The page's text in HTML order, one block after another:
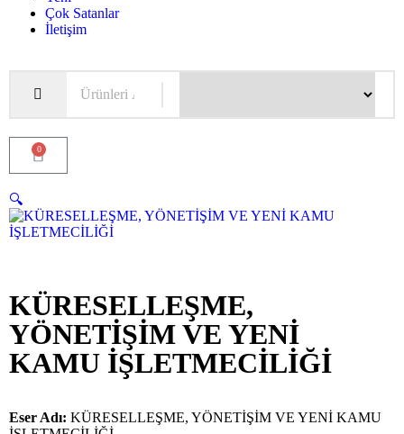
Çok Satanlar
İletişim
0
🔍
KÜRESELLEŞME,
YÖNETİŞİM VE YENİ
KAMU İŞLETMECİLİĞİ
Eser Adı: KÜRESELLEŞME, YÖNETİŞİM VE YENİ KAMU